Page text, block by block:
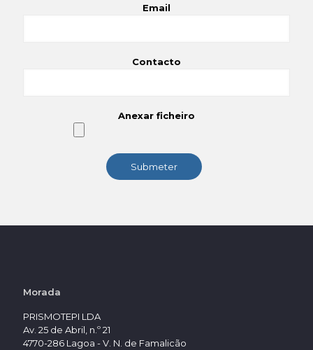
Email
Contacto
Anexar ficheiro
Morada
PRISMOTEPI LDA
Av. 25 de Abril, n.º 21
4770-286 Lagoa - V. N. de Famalicão